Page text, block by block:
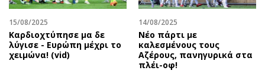
Υγεία
Πολιτική
Βουλευτικές 2026
The Hill
Υγεία
Αγγελίες
Ενοικιάζονται
15/08/2025
Καρδιοχτύπησε μα δε
λύγισε - Ευρώπη μέχρι το
χειμώνα! (vid)
14/08/2025
Νέο πάρτι με
καλεσμένους τους
Αζέρους, πανηγυρικά στα
πλέι-οφ!